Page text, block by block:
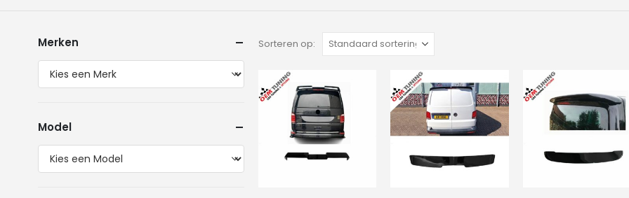
Sorteren op:
Merken
Model